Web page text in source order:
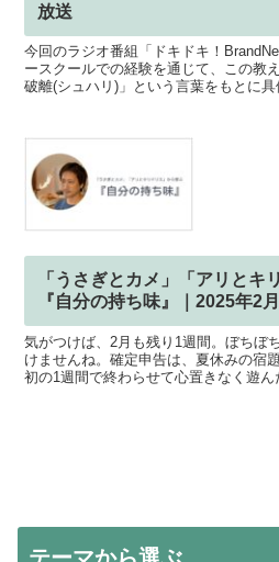
放送
今回のラジオ番組「ドキドキ！
ースクールでの経験を通じて、この教
破離(シュハリ)」という言葉をもとに
「うさぎとカメ」「アリとキ
『自分の持ち味』｜2025年2
気がつけば、2月も残り1週間。ぼちぼ
けませんね。確定申告は、夏休みの宿
初の1週間で終わらせて心置きなく遊ん